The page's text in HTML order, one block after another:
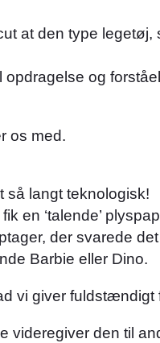
at den type
og
os med.
så langt teknologisk!
en ‘talende’
der svarede
Barbie eller Dino.
vi giver
videregiver den til